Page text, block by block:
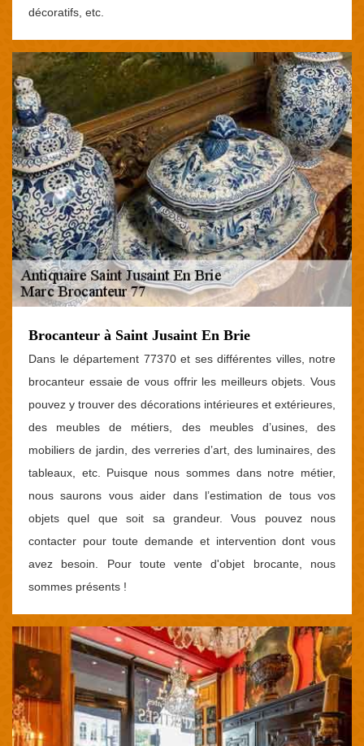
décoratifs, etc.
Brocanteur à Saint Jusaint En Brie
Dans le département 77370 et ses différentes villes, notre
brocanteur essaie de vous offrir les meilleurs objets. Vous
pouvez y trouver des décorations intérieures et extérieures,
des meubles de métiers, des meubles d’usines, des
mobiliers de jardin, des verreries d’art, des luminaires, des
tableaux, etc. Puisque nous sommes dans notre métier,
nous saurons vous aider dans l’estimation de tous vos
objets quel que soit sa grandeur. Vous pouvez nous
contacter pour toute demande et intervention dont vous
avez besoin. Pour toute vente d'objet brocante, nous
sommes présents !